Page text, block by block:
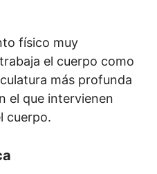
físico muy
el cuerpo como
más profunda
el que intervienen
cuerpo.